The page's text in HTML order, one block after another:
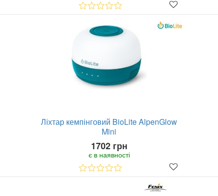
Ліхтар кемпінговий BioLite AlpenGlow
Mini
1702 грн
є в наявності